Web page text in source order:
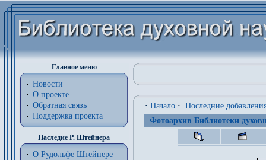
Главное меню
Новости
О проекте
Обратная связь
Поддержка проекта
Наследие Р. Штейнера
О Рудольфе Штейнере
· Начало · Последние
Фотоархив Библиотеки